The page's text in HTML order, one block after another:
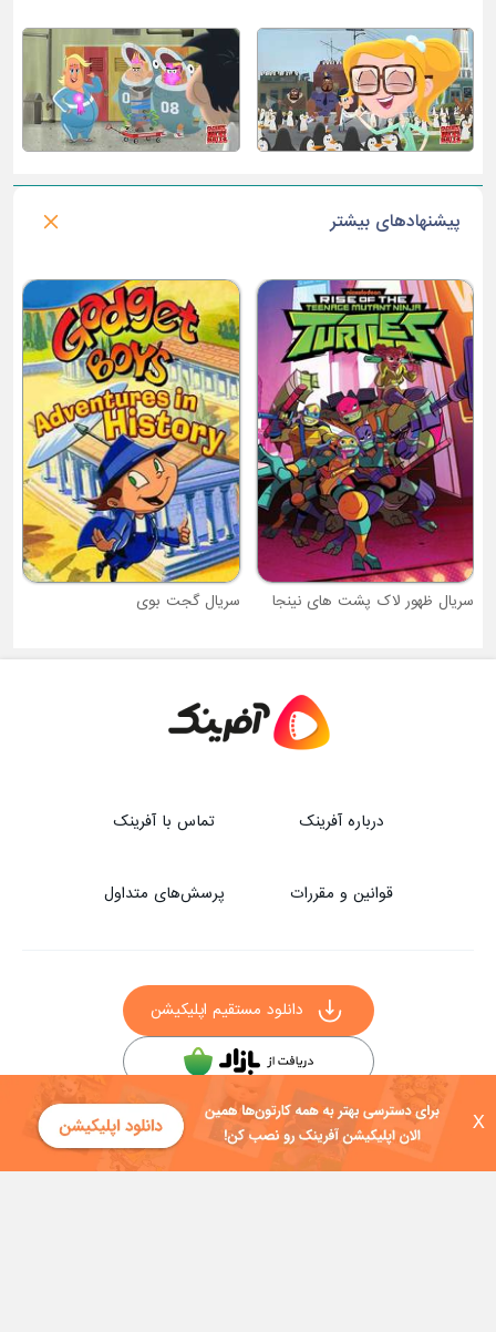
X
پیشنهادهای بیشتر
سریال گجت بوی
سریال دنیای شگفت انگیز گامبال
درباره آفرینک تماس با آفرینک
قوانین و مقررات پرسش‌های متداول
دانلود مستقیم اپلیکیشن
سایر راه‌های دانلود آفرینک